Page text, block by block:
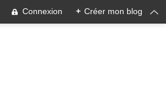
Connexion + Créer mon blog